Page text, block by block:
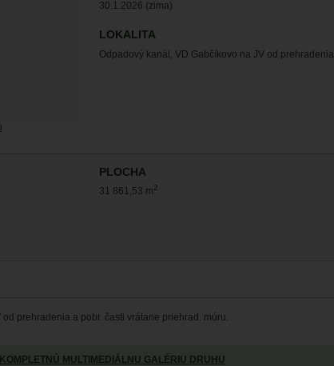
30.1.2026 (zima)
LOKALITA
Odpadový kanál, VD Gabčíkovo na JV od prehradenia
PLOCHA
31 861,53 m2
prehradenia a pobr. časti vrátane priehrad. múru.
MULTIMEDIÁLNU GALÉRIU DRUHU